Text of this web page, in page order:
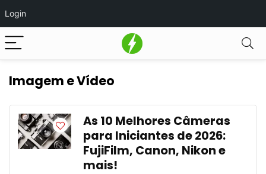
Login
Imagem e Vídeo
As 10 Melhores Câmeras
para Iniciantes de 2026:
FujiFilm, Canon, Nikon e
mais!